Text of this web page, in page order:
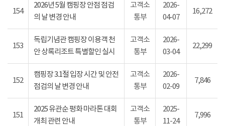
154
2026년 5월 캠핑장 안점 점검
의 날 변경 안내
고객소
통부
2026-
04-07
16,272
153
독립기념관 캠핑장 이용객 천
안 상록리조트 특별할인 실시
고객소
통부
2026-
03-04
22,299
152
캠핑장 3.1절 입장 시간 및 안전
점검의 날 변경 안내
고객소
통부
2026-
02-09
7,846
151
2025 유관순 평화 마라톤 대회
개최 관련 안내
고객소
통부
2025-
11-24
7,996